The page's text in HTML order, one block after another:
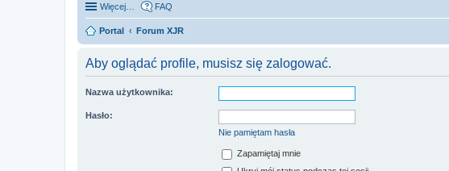
Więcej… FAQ
Portal Forum XJR
Aby oglądać profile, musisz się zalogować.
Nazwa użytkownika:
Hasło:
Nie pamiętam hasła
Zapamiętaj mnie